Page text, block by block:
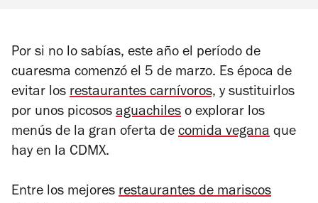
Por si no lo sabías, este año el período de
cuaresma comenzó el 5 de marzo. Es época de
evitar los restaurantes carnívoros, y sustituirlos
por unos picosos aguachiles o explorar los
menús de la gran oferta de comida vegana que
hay en la CDMX.
Entre los mejores restaurantes de mariscos